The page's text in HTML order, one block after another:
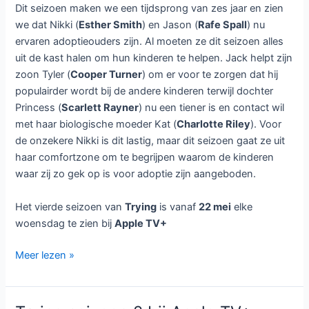
5:
ontroerende
comedy
keert
terug
met
nieuwe
familie-
uitdagingen
Trying seizoen 4 bij Apple TV+
21 mei 2024 Nieuws / Laat een reactie achter
Vanaf woensdag 22 mei is bij Apple TV+ het